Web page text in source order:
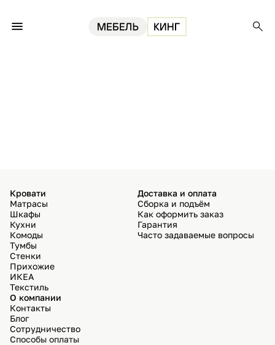
Кровати
Матрасы
Шкафы
Кухни
Комоды
Тумбы
Стенки
Прихожие
ИКЕА
Текстиль
Доставка и оплата
Сборка и подъём
Как оформить заказ
Гарантия
Часто задаваемые вопросы
О компании
Контакты
Блог
Сотрудничество
Способы оплаты